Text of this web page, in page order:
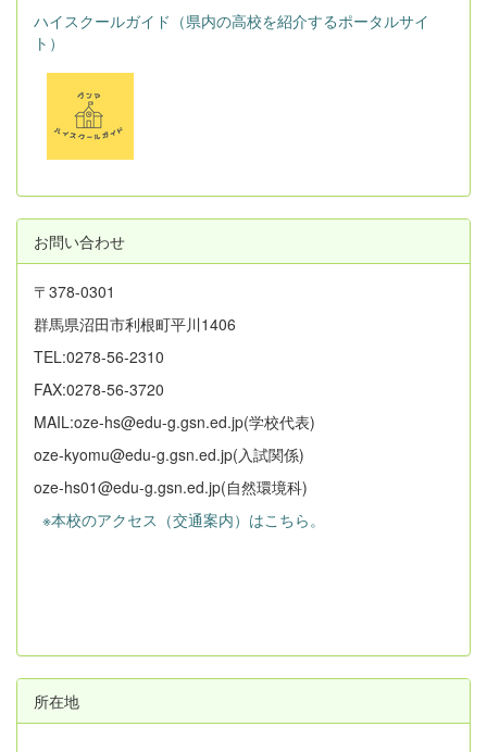
ハイスクールガイド（県内の高校を紹介するポータルサイ
ト）
お問い合わせ
〒378-0301
群馬県沼田市利根町平川1406
TEL:0278-56-2310
FAX:0278-56-3720
MAIL:oze-hs@edu-g.gsn.ed.jp(学校代表)
oze-kyomu@edu-g.gsn.ed.jp(入試関係)
oze-hs01@edu-g.gsn.ed.jp(自然環境科)
※本校のアクセス（交通案内）はこちら。
所在地